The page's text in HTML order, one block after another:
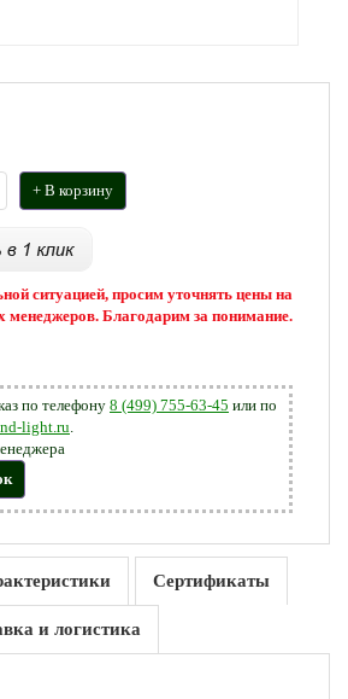
+ В корзину
ситуацией, просим уточнять цены на
Благодарим за понимание.
по телефону 8 (499) 755-63-45 или по
light.ru.
Сертификаты
и логистика